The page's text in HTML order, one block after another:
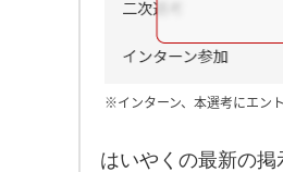
※インターン、本選考にエン
はいやくの最新の掲